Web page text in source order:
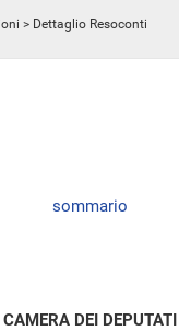
> Dettaglio Resoconti
sommario
CAMERA DEI DEPUTATI